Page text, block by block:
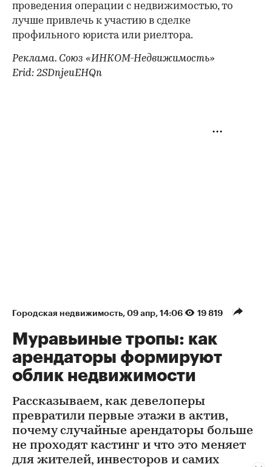
проведения операции с недвижимостью, то
лучше привлечь к участию в сделке
профильного юриста или риелтора.
Реклама. Союз «ИНКОМ-Недвижимость»
Erid: 2SDnjeuEHQn
Городская недвижимость 09 апр, 14:06 19 819
Муравьиные тропы: как
арендаторы формируют
облик недвижимости
Рассказываем, как девелоперы
превратили первые этажи в актив,
почему случайные арендаторы больше
не проходят кастинг и что это меняет
для жителей, инвесторов и самих